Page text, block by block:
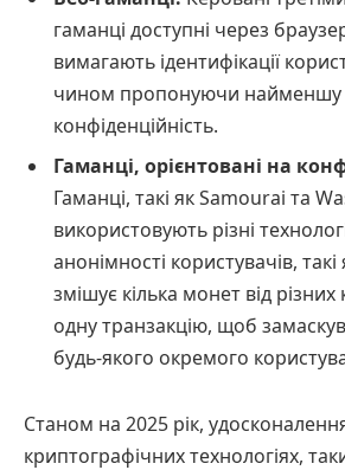
гаманці доступні через
вимагають ідентифікації
чином пропонуючи найменшу
конфіденційність.
Гаманці, орієнтовані на
Гаманці, такі як Samourai та
використовують різні
анонімності користувачів,
змішує кілька монет від різних
одну транзакцію, щоб
будь-якого окремого
Станом на 2025 рік,
криптографічних технологіях,